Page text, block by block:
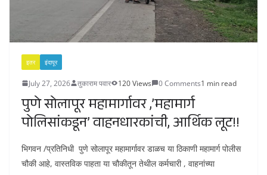
इतर इंदापूर
July 27, 2026 तुकाराम पवार 120 Views 0 Comments1 min read
पुणे सोलापूर महामार्गावर ,’महामार्ग
पोलिसांकडून’ वाहनधारकांची, आर्थिक लूट!!
भिगवन /प्रतिनिधी पुणे सोलापूर महामार्गावर डाळच या ठिकाणी महामार्ग पोलीस
चौकी आहे, वास्तविक पाहता या चौकीतून तेथील कर्मचारी , वाहनांच्या